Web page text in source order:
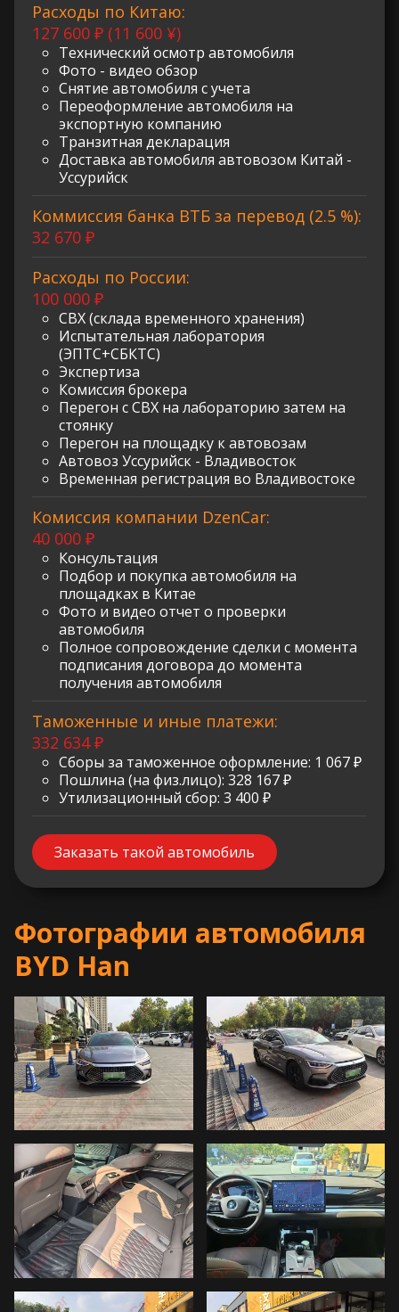
Расходы по Китаю:
127 600 ₽ (11 600 ¥)
Технический осмотр автомобиля
Фото - видео обзор
Снятие автомобиля с учета
Переоформление автомобиля на
экспортную компанию
Транзитная декларация
Доставка автомобиля автовозом Китай -
Уссурийск
Коммиссия банка ВТБ за перевод (2.5 %):
32 670 ₽
Расходы по России:
100 000 ₽
СВХ (склада временного хранения)
Испытательная лаборатория
(ЭПТС+СБКТС)
Экспертиза
Комиссия брокера
Перегон с СВХ на лабораторию затем на
стоянку
Перегон на площадку к автовозам
Автовоз Уссурийск - Владивосток
Временная регистрация во Владивостоке
Комиссия компании DzenCar:
40 000 ₽
Консультация
Подбор и покупка автомобиля на
площадках в Китае
Фото и видео отчет о проверки
автомобиля
Полное сопровождение сделки с момента
подписания договора до момента
получения автомобиля
Таможенные и иные платежи:
332 634 ₽
Сборы за таможенное оформление: 1 067 ₽
Пошлина (на физ.лицо): 328 167 ₽
Утилизационный сбор: 3 400 ₽
Заказать такой автомобиль
Фотографии автомобиля
BYD Han